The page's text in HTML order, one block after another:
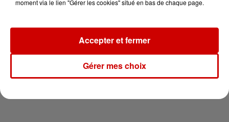
Newsletter
moment via le lien "Gérer les cookies" situé en bas de chaque page.
Gérer mes choix
Accepter et fermer